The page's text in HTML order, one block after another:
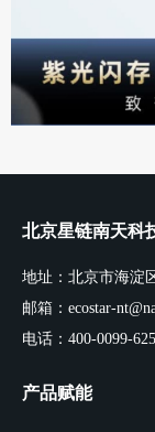
产品赋能
北京星链南天科
地址：北京市海淀
邮箱：ecostar-
电话：400-0099-625